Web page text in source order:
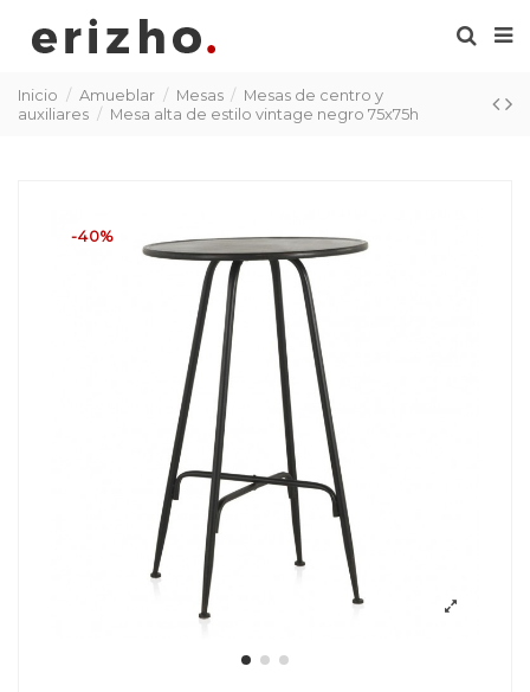
Inicio Amueblar Mesas
Mesas de centro y
auxiliares
Mesa alta de estilo vintage negro 75x75h
-40%